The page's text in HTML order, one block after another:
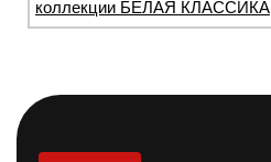
коллекции БЕЛАЯ КЛАССИКА